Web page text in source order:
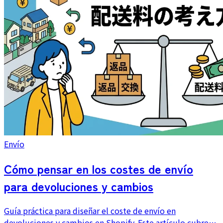
Envío
Cómo pensar en los costes de envío
para devoluciones y cambios
Guía práctica para diseñar el coste de envío en